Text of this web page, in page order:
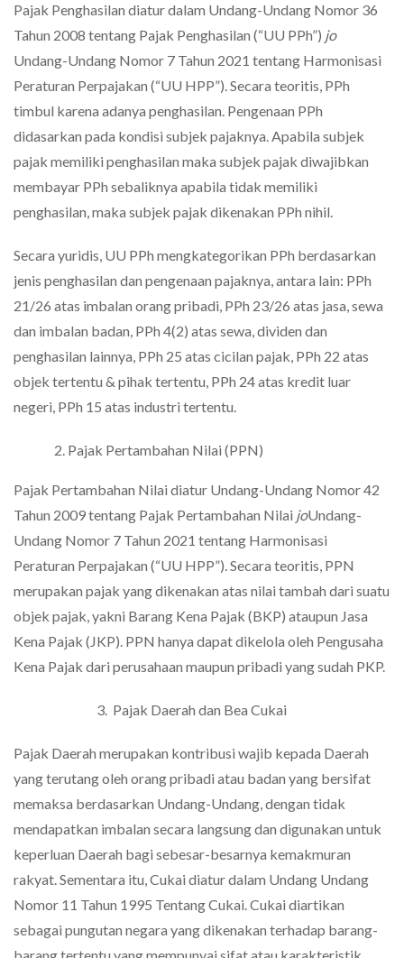
Pajak Penghasilan diatur dalam Undang-Undang Nomor 36
Tahun 2008 tentang Pajak Penghasilan (“UU PPh”) jo
Undang-Undang Nomor 7 Tahun 2021 tentang Harmonisasi
Peraturan Perpajakan (“UU HPP”). Secara teoritis, PPh
timbul karena adanya penghasilan. Pengenaan PPh
didasarkan pada kondisi subjek pajaknya. Apabila subjek
pajak memiliki penghasilan maka subjek pajak diwajibkan
membayar PPh sebaliknya apabila tidak memiliki
penghasilan, maka subjek pajak dikenakan PPh nihil.
Secara yuridis, UU PPh mengkategorikan PPh berdasarkan
jenis penghasilan dan pengenaan pajaknya, antara lain: PPh
21/26 atas imbalan orang pribadi, PPh 23/26 atas jasa, sewa
dan imbalan badan, PPh 4(2) atas sewa, dividen dan
penghasilan lainnya, PPh 25 atas cicilan pajak, PPh 22 atas
objek tertentu & pihak tertentu, PPh 24 atas kredit luar
negeri, PPh 15 atas industri tertentu.
Pajak Pertambahan Nilai (PPN)
Pajak Pertambahan Nilai diatur Undang-Undang Nomor 42
Tahun 2009 tentang Pajak Pertambahan Nilai joUndang-
Undang Nomor 7 Tahun 2021 tentang Harmonisasi
Peraturan Perpajakan (“UU HPP”). Secara teoritis, PPN
merupakan pajak yang dikenakan atas nilai tambah dari suatu
objek pajak, yakni Barang Kena Pajak (BKP) ataupun Jasa
Kena Pajak (JKP). PPN hanya dapat dikelola oleh Pengusaha
Kena Pajak dari perusahaan maupun pribadi yang sudah PKP.
3. Pajak Daerah dan Bea Cukai
Pajak Daerah merupakan kontribusi wajib kepada Daerah
yang terutang oleh orang pribadi atau badan yang bersifat
memaksa berdasarkan Undang-Undang, dengan tidak
mendapatkan imbalan secara langsung dan digunakan untuk
keperluan Daerah bagi sebesar-besarnya kemakmuran
rakyat. Sementara itu, Cukai diatur dalam Undang Undang
Nomor 11 Tahun 1995 Tentang Cukai. Cukai diartikan
sebagai pungutan negara yang dikenakan terhadap barang-